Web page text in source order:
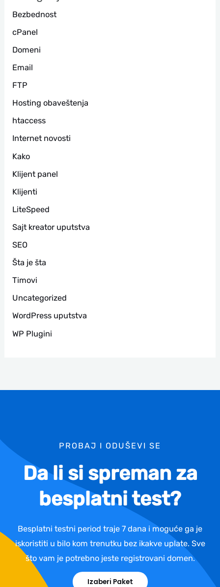
а
Bezbednost
cPanel
Domeni
Email
FTP
Hosting obaveštenja
htaccess
Internet novosti
Kako
Klijent panel
Klijenti
LiteSpeed
Sajt kreator uputstva
SEO
Šta je šta
Timovi
Uncategorized
WordPress uputstva
WP Plugini
PROBAJ I ODUŠEVI SE
Da li si spreman za
besplatni test?
Besplatni testni period traje 7 dana i moguće ga je
iskoristiti u bilo kom trenutku bez ikakve uplate. Sve
što vam je potrebno jeste registrovani domen.
Izaberi Paket